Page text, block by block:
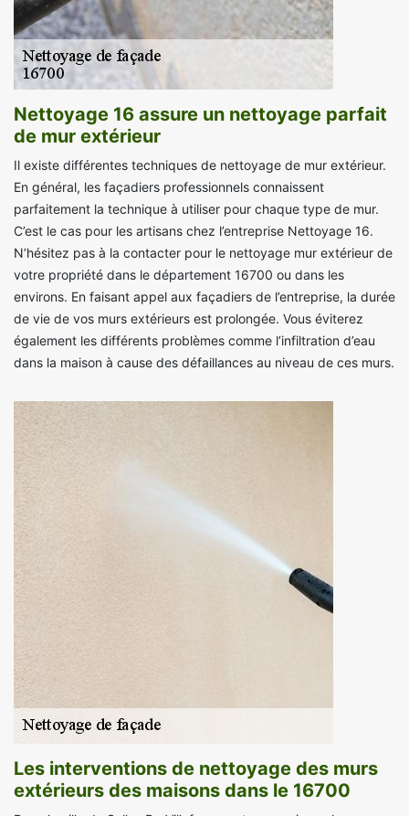
Nettoyage 16 assure un nettoyage parfait
de mur extérieur
Il existe différentes techniques de nettoyage de mur extérieur.
En général, les façadiers professionnels connaissent
parfaitement la technique à utiliser pour chaque type de mur.
C’est le cas pour les artisans chez l’entreprise Nettoyage 16.
N’hésitez pas à la contacter pour le nettoyage mur extérieur de
votre propriété dans le département 16700 ou dans les
environs. En faisant appel aux façadiers de l’entreprise, la durée
de vie de vos murs extérieurs est prolongée. Vous éviterez
également les différents problèmes comme l’infiltration d’eau
dans la maison à cause des défaillances au niveau de ces murs.
Les interventions de nettoyage des murs
extérieurs des maisons dans le 16700